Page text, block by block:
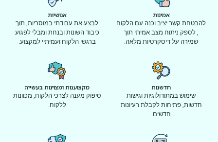
אמינות
להבטחת קשר יציב וכנה עם הלקוח
, לספק ניתוח מצב אמיתי תוך
שמירה על דיסקרטיות מלאה.
אנושיות
לבצע את עבודתי במוסריות, תוך
כיבוד השונות ובנחת ומבלי לפגוע
ברגשי הלקוח ועמיתיי למקצוע.
חדשנות
שימוש במתודולוגיות וגישות
חדשות, פתיחות לקבלת רעיונות
חדשים.
מקצוענות ומצוינות בעשייה
סיפוק מענה לצרכי הלקוח, מכוונות
ללקוח.